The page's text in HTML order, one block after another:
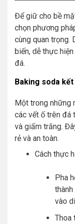
Để giữ cho bề
chọn phương
cùng quan trọng.
biến, dễ thực
đá.
Baking soda
Một trong những
các vết ố trên đá
và giấm trắng.
rẻ và an toàn.
Cách thực
Pha
vào
Thoa